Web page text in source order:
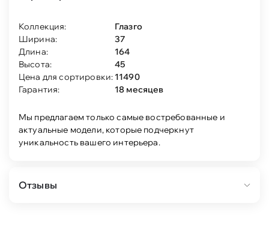
Коллекция:
Глазго
Ширина:
37
Длина:
164
Высота:
45
Цена для сортировки: 11490
Гарантия:
18 месяцев
Мы предлагаем только самые востребованные и
актуальные модели, которые подчеркнут
уникальность вашего интерьера.
Отзывы